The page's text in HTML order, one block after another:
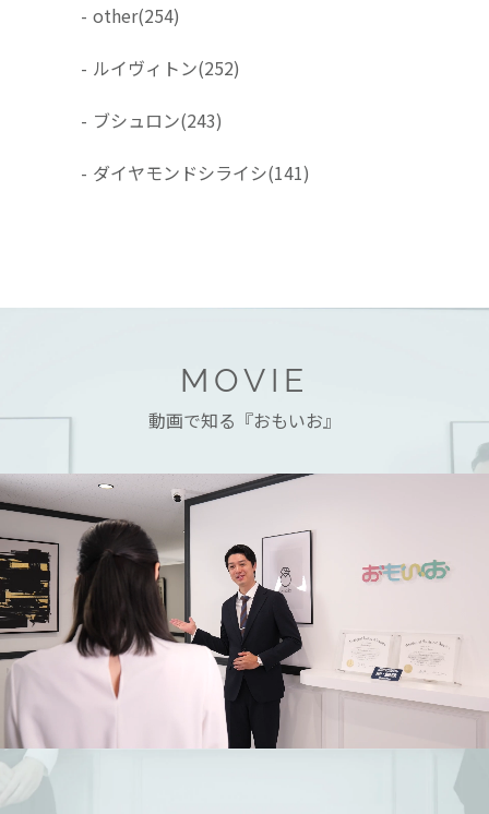
- other(254)
- ルイヴィトン(252)
- ブシュロン(243)
- ダイヤモンドシライシ(141)
MOVIE
動画で知る『おもいお』